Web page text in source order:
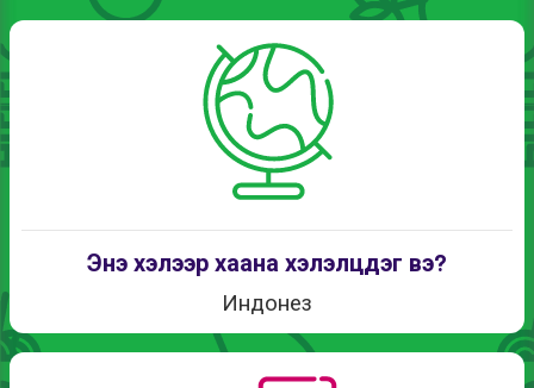
Энэ хэлээр хаана хэлэлцдэг вэ?
Индонез